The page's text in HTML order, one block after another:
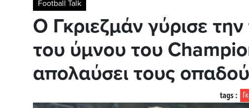
Football Talk
Ο Γκριεζμάν γύρισε
του ύμνου του
απολαύσει τους
tags :